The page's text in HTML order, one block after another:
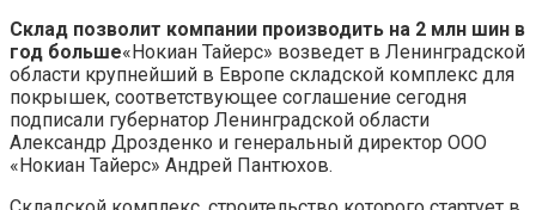
Склад позволит компании производить на 2 млн шин в
год больше«Нокиан Тайерс» возведет в Ленинградской
области крупнейший в Европе складской комплекс для
покрышек, соответствующее соглашение сегодня
подписали губернатор Ленинградской области
Александр Дрозденко и генеральный директор ООО
«Нокиан Тайерс» Андрей Пантюхов.